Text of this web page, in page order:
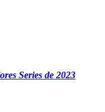
Series de 2023